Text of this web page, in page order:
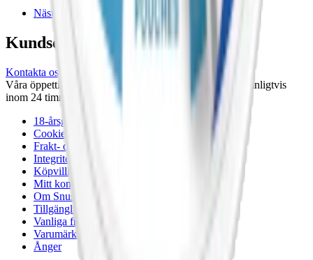
Nästa
Kundservice
Kontakta oss
Våra öppettider är: Alla dagar 08:00 - 18:00 Vi svarar vanligtvis
inom 24 timmar på vardagar.
18-årsgräns
Cookiepolicy
Frakt- och leveransvillkor
Integritetspolicy
Köpvillkor
Mitt konto
Om Snuset.se
Tillgänglighetsredogörelse
Vanliga frågor
Varumärken
Ånger